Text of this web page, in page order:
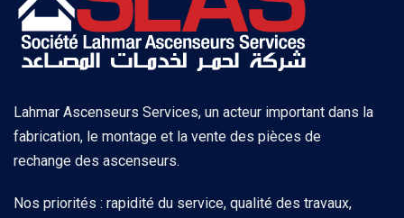
Lahmar Ascenseurs Services, un acteur important dans la
fabrication, le montage et la vente des pièces de
rechange des ascenseurs.
Nos priorités : rapidité du service, qualité des travaux,